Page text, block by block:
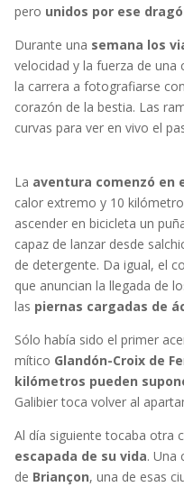
pero unidos por ese
Durante una semana los
velocidad y la fuerza de una
la carrera a fotografiarse
corazón de la bestia. Las
curvas para ver en vivo el
La aventura comenzó en
calor extremo y 10
ascender en bicicleta un
capaz de lanzar desde
de detergente. Da igual, el
que anuncian la llegada de
las piernas cargadas de
Sólo había sido el primer
mítico Glandón-Croix de Fe
kilómetros pueden
Galibier toca volver al
Al día siguiente tocaba otra
escapada de su vida. Una
de Briançon, una de esas